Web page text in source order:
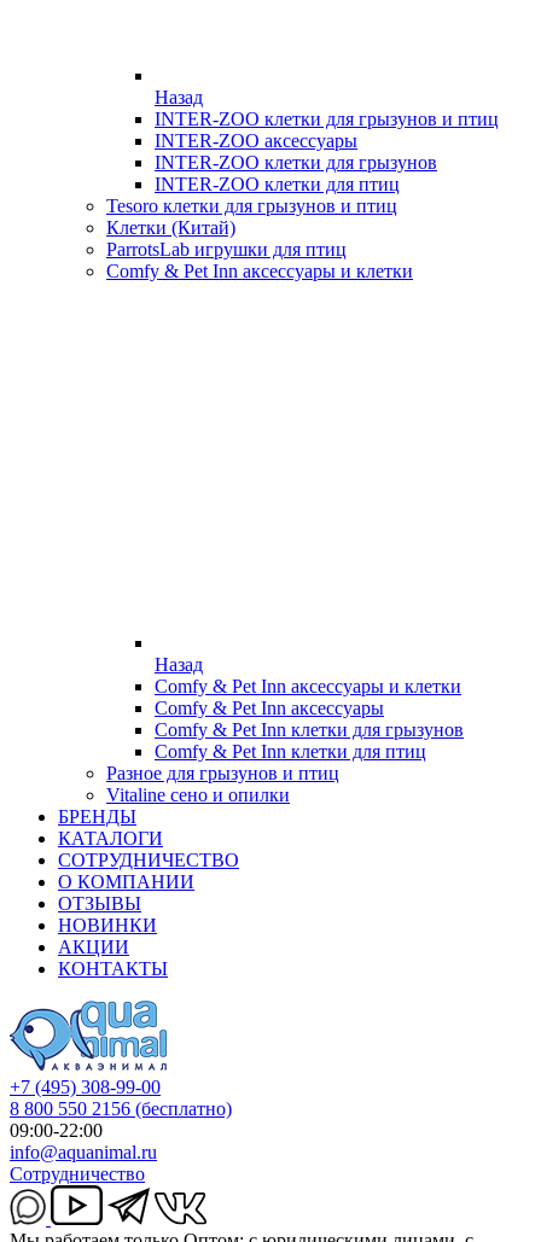
Назад
INTER-ZOO клетки для грызунов и птиц
INTER-ZOO аксессуары
INTER-ZOO клетки для грызунов
INTER-ZOO клетки для птиц
Tesoro клетки для грызунов и птиц
Клетки (Китай)
ParrotsLab игрушки для птиц
Comfy & Pet Inn аксессуары и клетки
Назад
Comfy & Pet Inn аксессуары и клетки
Comfy & Pet Inn аксессуары
Comfy & Pet Inn клетки для грызунов
Comfy & Pet Inn клетки для птиц
Разное для грызунов и птиц
Vitaline сено и опилки
БРЕНДЫ
КАТАЛОГИ
СОТРУДНИЧЕСТВО
О КОМПАНИИ
ОТЗЫВЫ
НОВИНКИ
АКЦИИ
КОНТАКТЫ
+7 (495) 308-99-00
8 800 550 2156 (бесплатно)
09:00-22:00
info@aquanimal.ru
Сотрудничество